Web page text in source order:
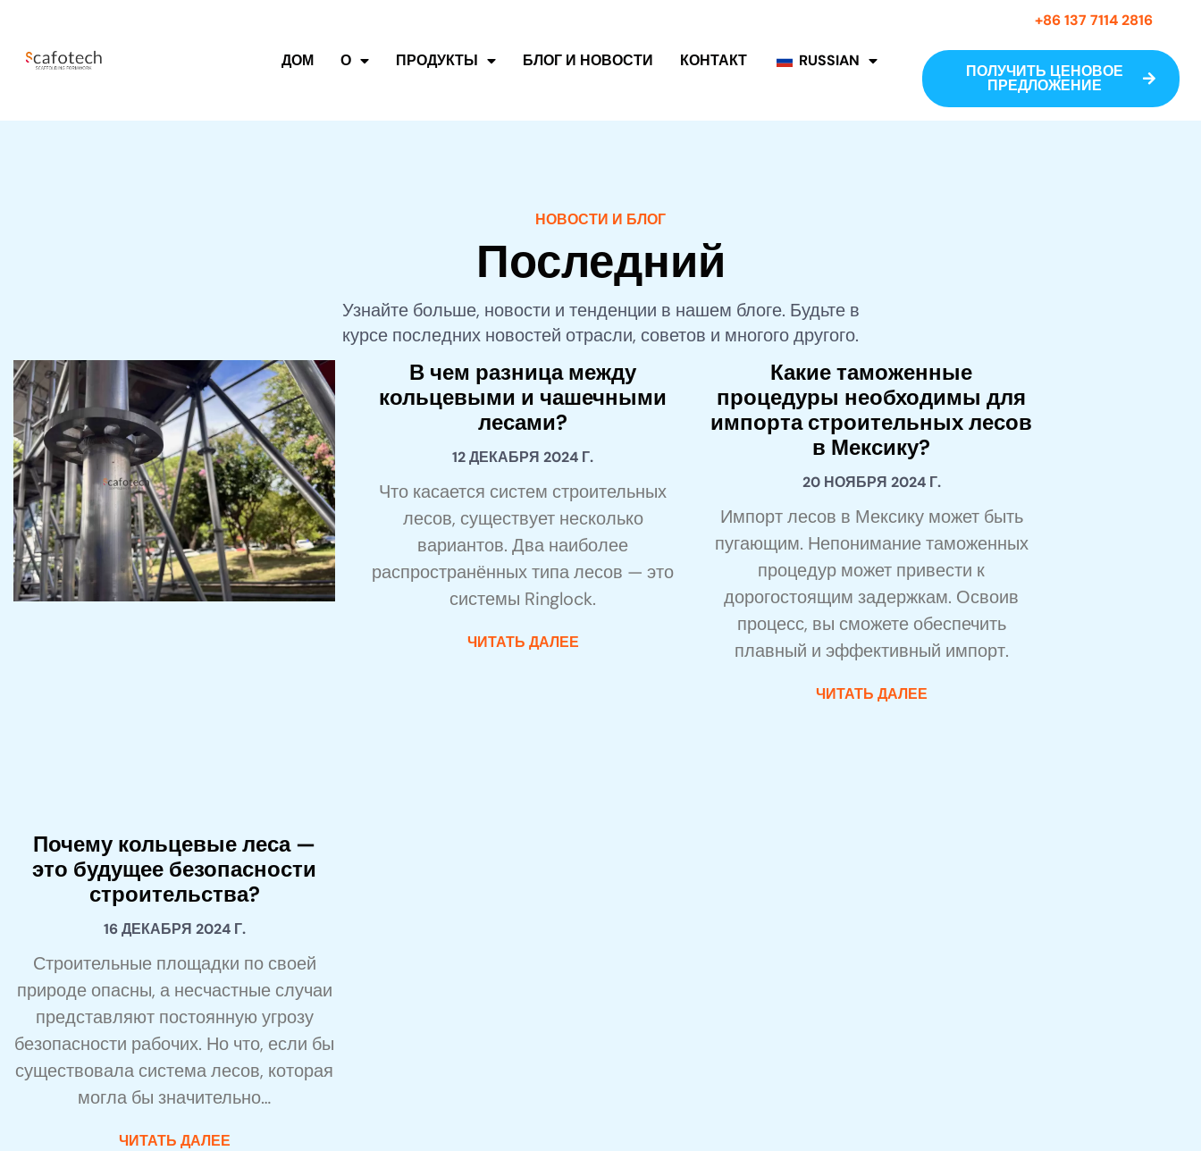
ДОМ О ПРОДУКТЫ БЛОГ И НОВОСТИ КОНТАКТ RUSSIAN
+86 137 7114 2816
ПОЛУЧИТЬ ЦЕНОВОЕ
ПРЕДЛОЖЕНИЕ
НОВОСТИ И БЛОГ
Последний
Узнайте больше, новости и тенденции в нашем блоге. Будьте в
курсе последних новостей отрасли, советов и многого другого.
Почему кольцевые леса —
это будущее безопасности
строительства?
16 ДЕКАБРЯ 2024 Г.
Строительные площадки по своей
природе опасны, а несчастные случаи
представляют постоянную угрозу
безопасности рабочих. Но что, если бы
существовала система лесов, которая
могла бы значительно…
ЧИТАТЬ ДАЛЕЕ
В чем разница между
кольцевыми и чашечными
лесами?
12 ДЕКАБРЯ 2024 Г.
Что касается систем строительных
лесов, существует несколько
вариантов. Два наиболее
распространённых типа лесов — это
системы Ringlock.
ЧИТАТЬ ДАЛЕЕ
Какие таможенные
процедуры необходимы для
импорта строительных лесов
в Мексику?
20 НОЯБРЯ 2024 Г.
Импорт лесов в Мексику может быть
пугающим. Непонимание таможенных
процедур может привести к
дорогостоящим задержкам. Освоив
процесс, вы сможете обеспечить
плавный и эффективный импорт.
ЧИТАТЬ ДАЛЕЕ